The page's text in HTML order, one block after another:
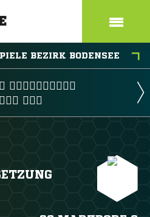
BEZIRK BODENSEE

